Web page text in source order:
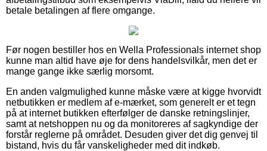
betale betalingen af flere omgange.
Før nogen bestiller hos en Wella Professionals internet shop
kunne man altid have øje for dens handelsvilkår, men det er
mange gange ikke særlig morsomt.
En anden valgmulighed kunne måske være at kigge hvorvidt
netbutikken er medlem af e-mærket, som generelt er et tegn
på at internet butikken efterfølger de danske retningslinjer,
samt at netshoppen nu og da monitoreres af sagkyndige der
forstår reglerne på området. Desuden giver det dig genvej til
bistand, hvis du får vanskeligheder med dit indkøb.